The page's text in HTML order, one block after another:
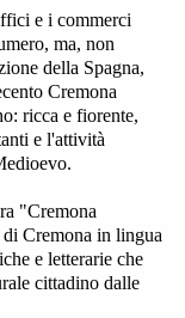
e i commerci
ma, non
della Spagna,
Cremona
ricca e fiorente,
e l'attività
"Cremona
Cremona in lingua
e letterarie che
cittadino dalle